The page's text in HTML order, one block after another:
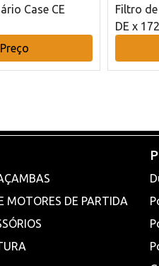
Case CE
Filtro
DE x
MOTORES DE PARTIDA